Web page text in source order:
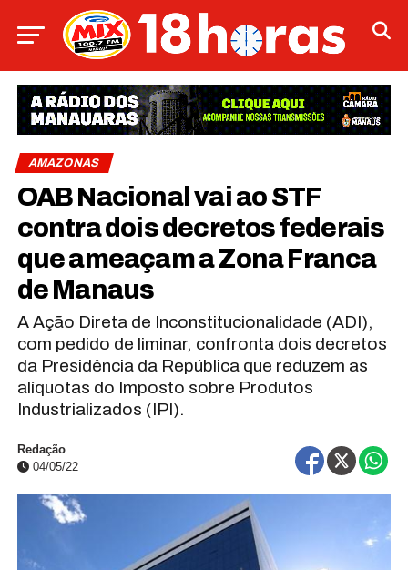
AMAZONAS
OAB Nacional vai ao STF
contra dois decretos federais
que ameaçam a Zona Franca
de Manaus
A Ação Direta de Inconstitucionalidade (ADI),
com pedido de liminar, confronta dois decretos
da Presidência da República que reduzem as
alíquotas do Imposto sobre Produtos
Industrializados (IPI).
Redação
04/05/22